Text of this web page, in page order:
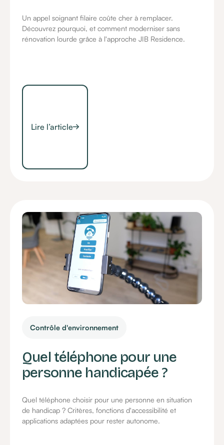
Un appel soignant filaire coûte cher à remplacer.
Découvrez pourquoi, et comment moderniser sans
rénovation lourde grâce à l'approche JIB Residence.
Lire l’article
Contrôle d'environnement
Quel téléphone pour une
personne handicapée ?
Quel téléphone choisir pour une personne en situation
de handicap ? Critères, fonctions d'accessibilité et
applications adaptées pour rester autonome.